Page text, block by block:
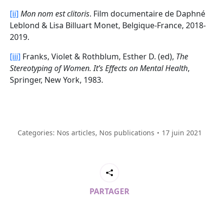
[ii] Mon nom est clitoris. Film documentaire de Daphné
Leblond & Lisa Billuart Monet, Belgique-France, 2018-
2019.
[iii] Franks, Violet & Rothblum, Esther D. (ed), The
Stereotyping of Women. It’s Effects on Mental Health,
Springer, New York, 1983.
Categories: Nos articles, Nos publications 17 juin 2021
PARTAGER